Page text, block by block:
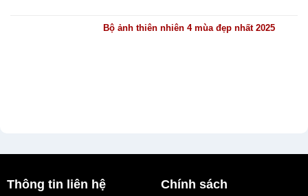
Bộ ảnh thiên nhiên 4 mùa đẹp nhất 2025
Thông tin liên hệ Chính sách